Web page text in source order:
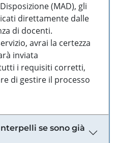
(MAD), gli
direttamente dalle
di docenti.
avrai la certezza
inviata
i requisiti corretti,
di gestire il processo
se sono già